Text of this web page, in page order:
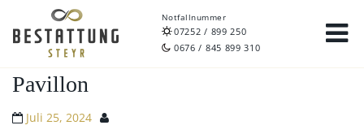
Notfallnummer
07252 / 899 250
0676 / 845 899 310
Pavillon
Juli 25, 2024